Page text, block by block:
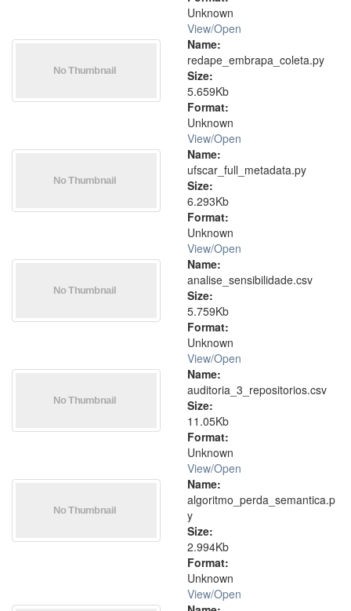
Unknown
View/Open
Name:
redape_embrapa_coleta.py
Size:
5.659Kb
Format:
Unknown
View/Open
Name:
ufscar_full_metadata.py
Size:
6.293Kb
Format:
Unknown
View/Open
Name:
analise_sensibilidade.csv
Size:
5.759Kb
Format:
Unknown
View/Open
Name:
auditoria_3_repositorios.csv
Size:
11.05Kb
Format:
Unknown
View/Open
Name:
algoritmo_perda_semantica.p
y
Size:
2.994Kb
Format:
Unknown
View/Open